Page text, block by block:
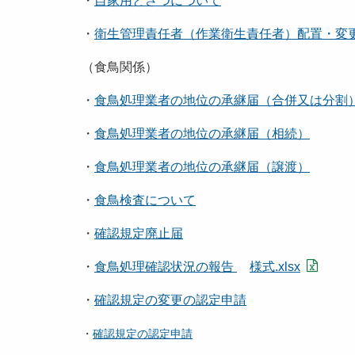
・ 衛生管理責任者（作業衛生責任者）配置・変
（食鳥関係）
・ 食鳥処理業者の地位の承継届（合併又は分割
・ 食鳥処理業者の地位の承継届（相続）
・ 食鳥処理業者の地位の承継届（譲渡）
・ 食鳥検査について
・ 確認規定廃止届
・ 食鳥処理確認状況の報告 様式.xlsx
・ 確認規定の変更の認定申請
・ 確認規定の認定申請